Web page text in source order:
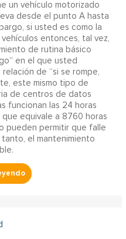
un vehículo motorizado
desde el punto A hasta
si usted es como la
entonces, tal vez,
de rutina básico
en el que usted
de “si se rompe,
este mismo tipo de
de centros de datos
funcionan las 24 horas
equivale a 8760 horas
pueden permitir que falle
tanto, el mantenimiento